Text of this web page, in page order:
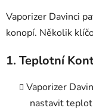
Vaporizer Davinci
konopí. Několik
1. Teplotní
Vaporizer
nastavit